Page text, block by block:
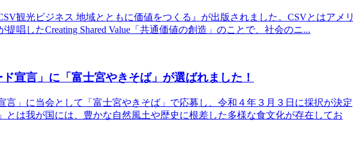
観光ビジネス 地域とともに価値をつくる』が出版されました。CSVとはアメリ
唱したCreating Shared Value「共通価値の創造」のことで、社会のニ...
宣言」に「富士宮やきそば」が選ばれました！
言」に当会として「富士宮やきそば」で応募し、令和４年３月３日に採択が決定
とは我が国には、豊かな自然風土や歴史に根差した多様な食文化が存在してお